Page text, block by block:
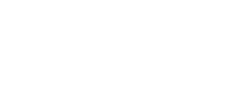
êtes responsable, cadre, manager ou
d’exploiter toute la dimension
que vous abordez chacun des